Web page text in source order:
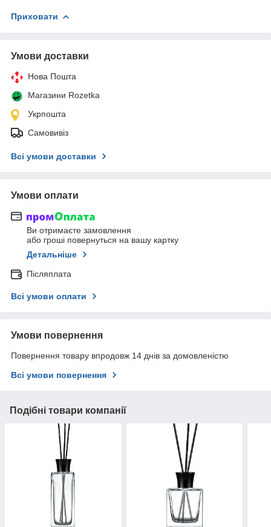
Приховати
Умови доставки
Нова Пошта
Магазини Rozetka
Укрпошта
Самовивіз
Всі умови доставки
Умови оплати
Ви отримаєте замовлення
або гроші повернуться на вашу картку
Детальніше
Післяплата
Всі умови оплати
Умови повернення
Повернення товару впродовж 14 днів за домовленістю
Всі умови повернення
Подібні товари компанії